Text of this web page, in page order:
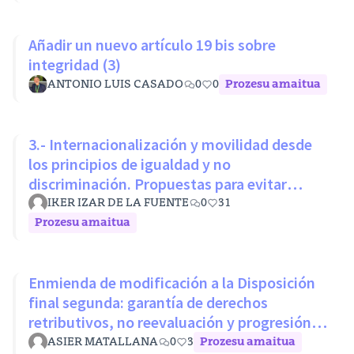
Añadir un nuevo artículo 19 bis sobre
integridad (3)
ANTONIO LUIS CASADO 0 0 Prozesu amaitua
3.- Internacionalización y movilidad desde
los principios de igualdad y no
discriminación. Propuestas para evitar
desigualdades estructurales
IKER IZAR DE LA FUENTE 0
31
Prozesu amaitua
Enmienda de modificación a la Disposición
final segunda: garantía de derechos
retributivos, no reevaluación y progresión
sin penalización
ASIER MATALLANA 0 3 Prozesu amaitua